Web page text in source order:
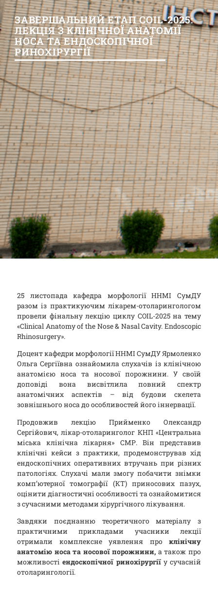
ЗАВЕРШАЛЬНИЙ ЕТАП COIL-2025:
ЛЕКЦІЯ З КЛІНІЧНОЇ АНАТОМІЇ
НОСА ТА ЕНДОСКОПІЧНОЇ
РИНОХІРУРГІЇ
25 листопада кафедра морфології ННМІ СумДУ
разом із практикуючим лікарем-отоларингологом
провели фінальну лекцію циклу COIL-2025 на тему
«Clinical Anatomy of the Nose & Nasal Cavity. Endoscopic
Rhinosurgery».
Доцент кафедри морфології ННМІ СумДУ Ярмоленко
Ольга Сергіївна ознайомила слухачів із клінічною
анатомією носа та носової порожнини. У своїй
доповіді вона висвітлила повний спектр
анатомічних аспектів – від будови скелета
зовнішнього носа до особливостей його іннервації.
Продовжив лекцію Прийменко Олександр
Сергійович, лікар-отоларинголог КНП «Центральна
міська клінічна лікарня» СМР. Він представив
клінічні кейси з практики, продемонстрував хід
ендоскопічних оперативних втручань при різних
патологіях. Слухачі мали змогу побачити знімки
комп’ютерної томографії (КТ) приносових пазух,
оцінити діагностичні особливості та ознайомитися
з сучасними методами хірургічного лікування.
Завдяки поєднанню теоретичного матеріалу з
практичними прикладами учасники лекції
отримали комплексне уявлення про клінічну
анатомію носа та носової порожнини, а також про
можливостіендоскопічної ринохірургіїу сучасній
отоларингології.